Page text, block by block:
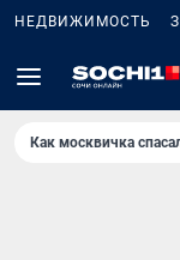
НЕДВИЖИМОСТЬ
Как москвичка